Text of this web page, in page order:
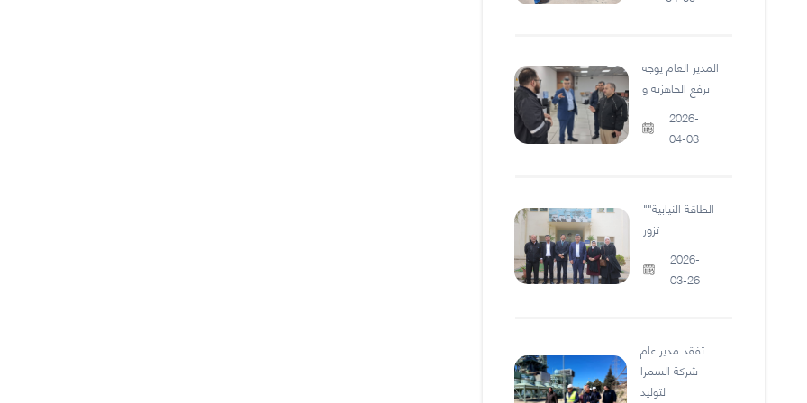
المدير العام يوجه
برفع الجاهزية و
2026-
04-03
"الطاقة النيابية"
تزور
2026-
03-26
تفقد مدير عام
شركة السمرا
لتوليد